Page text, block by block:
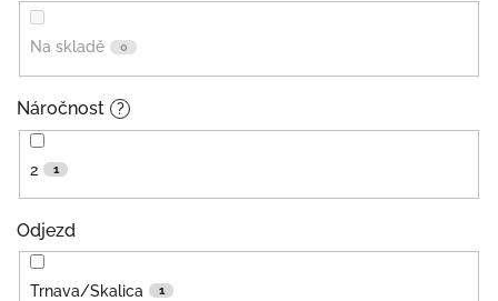
Na skladě 0
Náročnost ?
2 1
Odjezd
Trnava/Skalica 1